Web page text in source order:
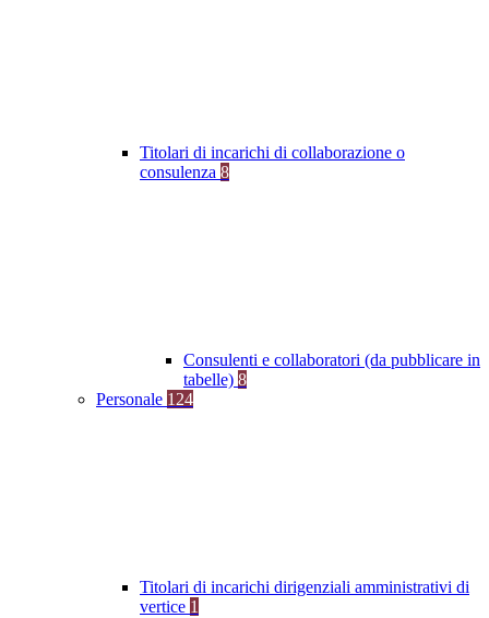
Titolari di incarichi di collaborazione o
consulenza 8
Consulenti e collaboratori (da pubblicare in
tabelle) 8
Personale 124
Titolari di incarichi dirigenziali amministrativi di
vertice 1